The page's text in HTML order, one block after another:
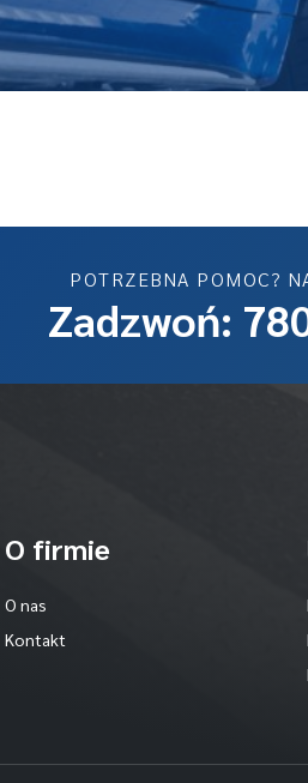
POTRZEBNA POMOC?
Zadzwoń:
O firmie
O nas
Kontakt